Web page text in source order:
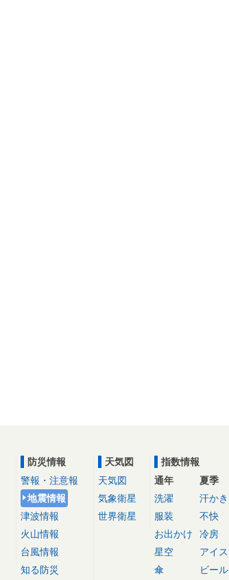
防災情報
警報・注意報
地震情報
津波情報
火山情報
台風情報
知る防災
天気図
天気図
気象衛星
世界衛星
指数情報
通年
洗濯
服装
お出かけ
星空
傘
夏季
汗かき
不快
冷房
アイス
ビール